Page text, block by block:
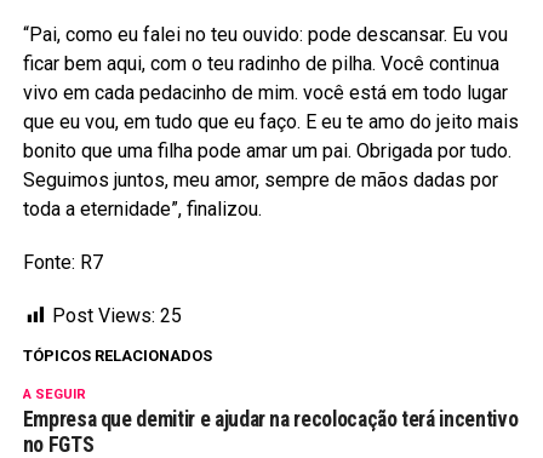
“Pai, como eu falei no teu ouvido: pode descansar. Eu vou
ficar bem aqui, com o teu radinho de pilha. Você continua
vivo em cada pedacinho de mim. você está em todo lugar
que eu vou, em tudo que eu faço. E eu te amo do jeito mais
bonito que uma filha pode amar um pai. Obrigada por tudo.
Seguimos juntos, meu amor, sempre de mãos dadas por
toda a eternidade”, finalizou.
Fonte: R7
Post Views: 25
TÓPICOS RELACIONADOS
A SEGUIR
Empresa que demitir e ajudar na recolocação terá incentivo
no FGTS